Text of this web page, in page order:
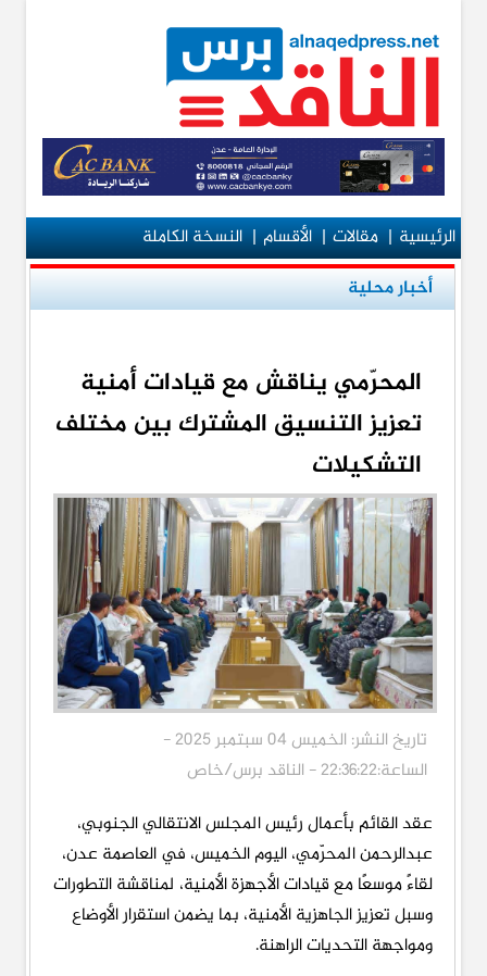
الرئيسية|مقالات|الأقسام|النسخة الكاملة
أخبار محلية
المحرّمي يناقش مع قيادات أمنية
تعزيز التنسيق المشترك بين مختلف
التشكيلات
تاريخ النشر: الخميس 04 سبتمبر 2025 -
الساعة:22:36:22 - الناقد برس/خاص
عقد القائم بأعمال رئيس المجلس الانتقالي الجنوبي،
عبدالرحمن المحرّمي، اليوم الخميس، في العاصمة عدن،
لقاءً موسعًا مع قيادات الأجهزة الأمنية، لمناقشة التطورات
وسبل تعزيز الجاهزية الأمنية، بما يضمن استقرار الأوضاع
ومواجهة التحديات الراهنة.